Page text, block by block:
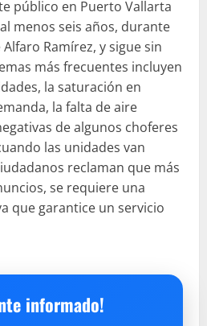
público en Puerto Vallarta
menos seis años, durante
Ramírez, y sigue sin
más frecuentes incluyen
la saturación en
la falta de aire
de algunos choferes
las unidades van
reclaman que más
se requiere una
que garantice un servicio
informado!